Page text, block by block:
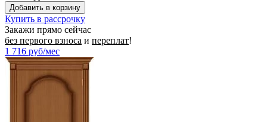
Купить в рассрочку
Закажи прямо сейчас
без первого взноса и переплат!
1 716 руб/мес